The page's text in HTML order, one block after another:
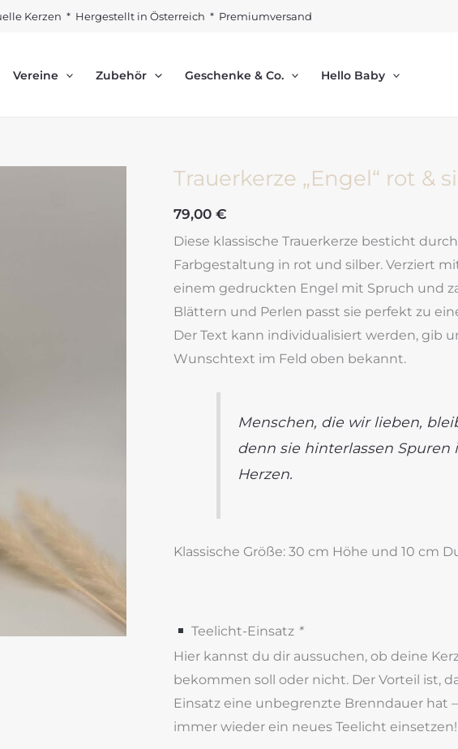
Kerzen * Hergestellt in Österreich * Premiumversand
Vereine Zubehör Geschenke & Co. Hello Baby
Trauerkerze „Engel“ rot &
79,00 €
Diese klassische Trauerkerze besticht
Farbgestaltung in rot und silber. Verziert
einem gedruckten Engel mit Spruch und
Blättern und Perlen passt sie perfekt zu
Der Text kann individualisiert werden, gib
Wunschtext im Feld oben bekannt.
Menschen, die wir lieben,
denn sie hinterlassen Spuren
Herzen.
Klassische Größe: 30 cm Höhe und 10 cm
Teelicht-Einsatz *
Hier kannst du dir aussuchen, ob deine
bekommen soll oder nicht. Der Vorteil ist,
Einsatz eine unbegrenzte Brenndauer hat
immer wieder ein neues Teelicht einsetzen!